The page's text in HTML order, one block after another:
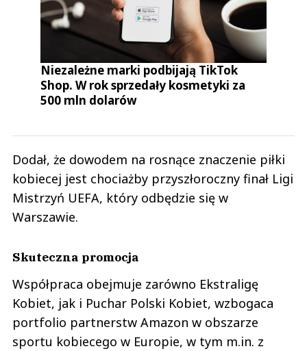
Niezależne marki podbijają TikTok
Shop. W rok sprzedały kosmetyki za
500 mln dolarów
Dodał, że dowodem na rosnące znaczenie piłki
kobiecej jest chociażby przyszłoroczny finał Ligi
Mistrzyń UEFA, który odbędzie się w
Warszawie.
Skuteczna promocja
Współpraca obejmuje zarówno Ekstraligę
Kobiet, jak i Puchar Polski Kobiet, wzbogaca
portfolio partnerstw Amazon w obszarze
sportu kobiecego w Europie, w tym m.in. z